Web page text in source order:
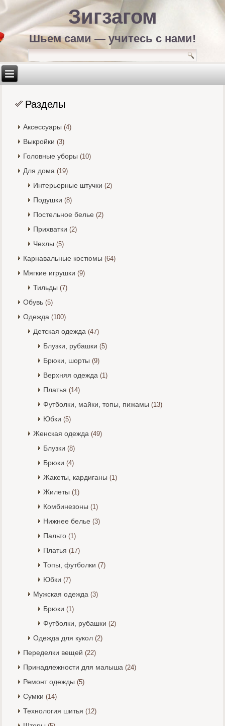
Зигзагом
Шьем сами — учитесь с нами!
Разделы
Аксессуары (4)
Выкройки (3)
Головные уборы (10)
Для дома (19)
Интерьерные штучки (2)
Подушки (8)
Постельное белье (2)
Прихватки (2)
Чехлы (5)
Карнавальные костюмы (64)
Мягкие игрушки (9)
Тильды (7)
Обувь (5)
Одежда (100)
Детская одежда (47)
Блузки, рубашки (5)
Брюки, шорты (9)
Верхняя одежда (1)
Платья (14)
Футболки, майки, топы, пижамы (13)
Юбки (5)
Женская одежда (49)
Блузки (8)
Брюки (4)
Жакеты, кардиганы (1)
Жилеты (1)
Комбинезоны (1)
Нижнее белье (3)
Пальто (1)
Платья (17)
Топы, футболки (7)
Юбки (7)
Мужская одежда (3)
Брюки (1)
Футболки, рубашки (2)
Одежда для кукол (2)
Переделки вещей (22)
Принадлежности для малыша (24)
Ремонт одежды (5)
Сумки (14)
Технология шитья (12)